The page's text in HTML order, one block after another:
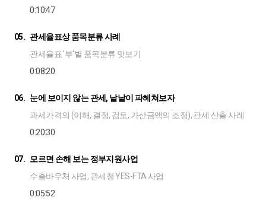
0:10:47
05. 관세율표상 품목분류 사례
관세율표 '부'별 품목분류 맛보기
0:08:20
06. 눈에 보이지 않는 관세, 낱낱이 파헤쳐보자
과세가격의 (이해, 결정, 검토, 가산금액의 조정), 관세 산출 사례
0:20:30
07.
모르면 손해 보는 정부지원사업
수출바우처 사업, 관세청 YES-FTA 사업
0:05:52